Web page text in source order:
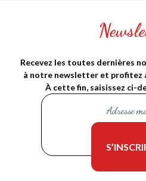
Recevez les toutes dernières
à notre newsletter et profitez
À cette fin, saisissez ci-